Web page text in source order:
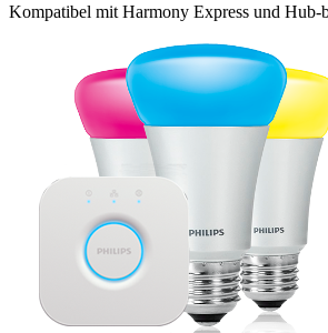
Kompatibel mit Harmony Express und Hub-